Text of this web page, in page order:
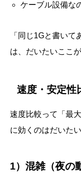
ケーブル設備な
「同じ1Gと書い
は、だいたいここ
速度・安定性
速度比較って「最
に効くのはだいた
1）混雑（夜の